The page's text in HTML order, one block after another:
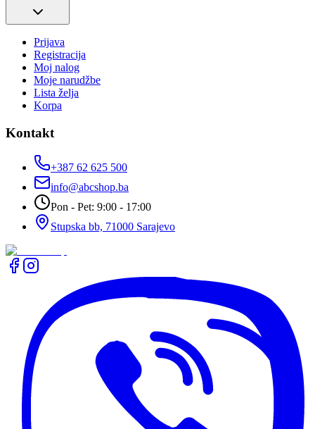
Prijava
Registracija
Moj nalog
Moje narudžbe
Lista želja
Korpa
Kontakt
+387 62 625 500
info@abcshop.ba
Pon - Pet: 9:00 - 17:00
Stupska bb, 71000 Sarajevo